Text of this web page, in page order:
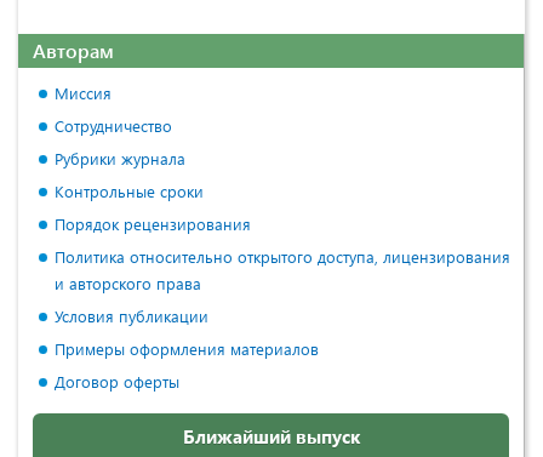
Авторам
Миссия
Сотрудничество
Рубрики журнала
Контрольные сроки
Порядок рецензирования
Политика относительно открытого доступа, лицензирования
и авторского права
Условия публикации
Примеры оформления материалов
Договор оферты
Ближайший выпуск